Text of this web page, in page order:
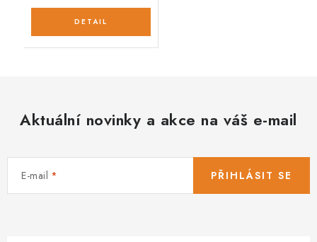
Aktuální novinky a akce na váš e-mail
E-mail PŘIHLÁSIT SE